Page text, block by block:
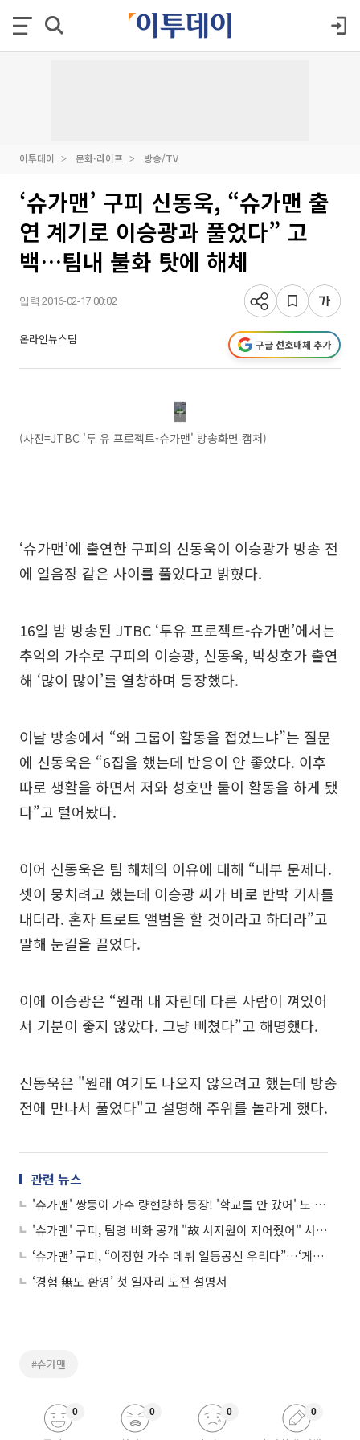
이투데이 문화·라이프 방송/TV
‘슈가맨’ 구피 신동욱, “슈가맨 출
연 계기로 이승광과 풀었다” 고
백…팀내 불화 탓에 해체
입력 2016-02-17 00:02
온라인뉴스팀 구글 선호매체 추가
(사진=JTBC '투 유 프로젝트-슈가맨' 방송화면 캡처)
‘슈가맨’에 출연한 구피의 신동욱이 이승광가 방송 전
에 얼음장 같은 사이를 풀었다고 밝혔다.
16일 밤 방송된 JTBC ‘투유 프로젝트-슈가맨’에서는
추억의 가수로 구피의 이승광, 신동욱, 박성호가 출연
해 ‘많이 많이’를 열창하며 등장했다.
이날 방송에서 “왜 그룹이 활동을 접었느냐”는 질문
에 신동욱은 “6집을 했는데 반응이 안 좋았다. 이후
따로 생활을 하면서 저와 성호만 둘이 활동을 하게 됐
다”고 털어놨다.
이어 신동욱은 팀 해체의 이유에 대해 “내부 문제다.
셋이 뭉치려고 했는데 이승광 씨가 바로 반박 기사를
내더라. 혼자 트로트 앨범을 할 것이라고 하더라”고
말해 눈길을 끌었다.
이에 이승광은 “원래 내 자린데 다른 사람이 껴있어
서 기분이 좋지 않았다. 그냥 삐쳤다”고 해명했다.
신동욱은 "원래 여기도 나오지 않으려고 했는데 방송
전에 만나서 풀었다"고 설명해 주위를 놀라게 했다.
관련 뉴스
'슈가맨' 쌍둥이 가수 량현량하 등장! '학교를 안 갔어' 노 젓기 춤 '반색'
'슈가맨' 구피, 팀명 비화 공개 "故 서지원이 지어줬어" 서지원은 누구?
‘슈가맨’ 구피, “이정현 가수 데뷔 일등공신 우리다”…‘게임의 법칙’ MV 여주인공
‘경험 無도 환영’ 첫 일자리 도전 설명서
#슈가맨
0 0 0 0